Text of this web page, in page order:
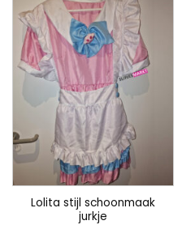
Lolita stijl schoonmaak
jurkje